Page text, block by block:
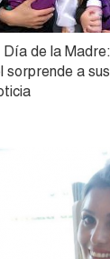
de la
sorprende a